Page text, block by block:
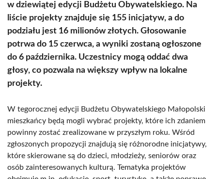
w dziewiątej edycji Budżetu Obywatelskiego. Na
liście projekty znajduje się 155 inicjatyw, a do
podziału jest 16 milionów złotych. Głosowanie
potrwa do 15 czerwca, a wyniki zostaną ogłoszone
do 6 października. Uczestnicy mogą oddać dwa
głosy, co pozwala na większy wpływ na lokalne
projekty.
W tegorocznej edycji Budżetu Obywatelskiego Małopolski
mieszkańcy będą mogli wybrać projekty, które ich zdaniem
powinny zostać zrealizowane w przyszłym roku. Wśród
zgłoszonych propozycji znajdują się różnorodne inicjatywy,
które skierowane są do dzieci, młodzieży, seniorów oraz
osób zainteresowanych kulturą. Tematyka projektów